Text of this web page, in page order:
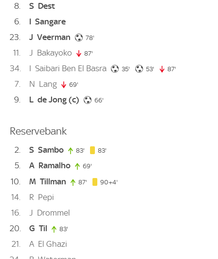
8 S Dest
6
I Sangare
23
J Veerman 78'
11 J Bakayoko 87'
34 I Saibari Ben El Basra 35' 35. minute
53' 53. minute
87'
7 N Lang 69'
9 L de Jong (c) 66'
Reservebank
2 S Sambo 83' 83. minute
83'
5 A Ramalho 69'
10 M Tillman 87' 87. minute
90+4'
14 R Pepi
16
J Drommel
20
G Til 83'
21 A El Ghazi